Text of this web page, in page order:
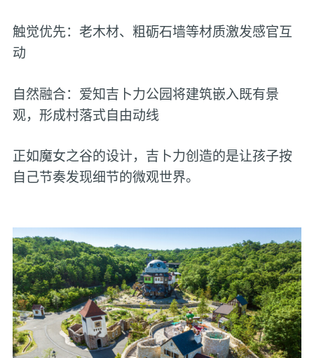
触觉优先：老木材、粗砺石墙等材质激发感官互
动
自然融合：爱知吉卜力公园将建筑嵌入既有景
观，形成村落式自由动线
正如魔女之谷的设计，吉卜力创造的是让孩子按
自己节奏发现细节的微观世界。